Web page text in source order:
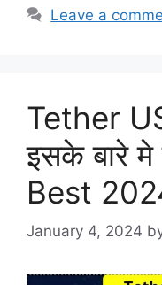
Leave a
Tether
इसके बारे
Best
January 4, 2024